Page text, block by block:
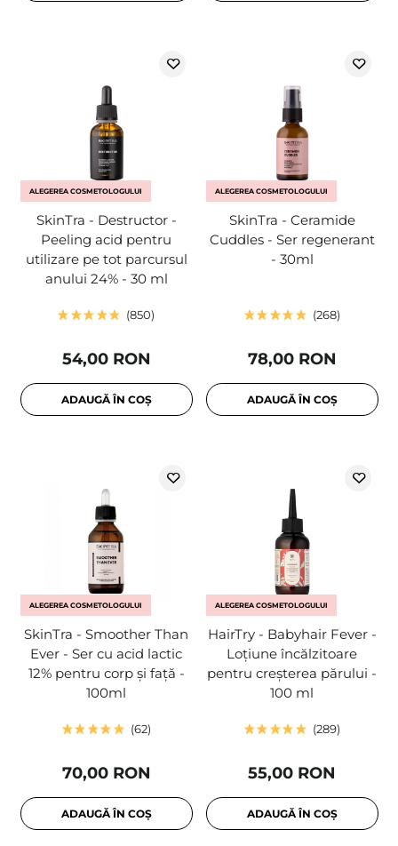
ALEGEREA COSMETOLOGULUI
SkinTra - Destructor -
Peeling acid pentru
utilizare pe tot parcursul
anului 24% - 30 ml
850
54,00 RON
ADAUGĂ ÎN COȘ
ALEGEREA COSMETOLOGULUI
SkinTra - Ceramide
Cuddles - Ser regenerant
- 30ml
268
78,00 RON
ADAUGĂ ÎN COȘ
ALEGEREA COSMETOLOGULUI
SkinTra - Smoother Than
Ever - Ser cu acid lactic
12% pentru corp și față -
100ml
62
70,00 RON
ADAUGĂ ÎN COȘ
ALEGEREA COSMETOLOGULUI
HairTry - Babyhair Fever -
Loțiune încălzitoare
pentru creșterea părului -
100 ml
289
55,00 RON
ADAUGĂ ÎN COȘ